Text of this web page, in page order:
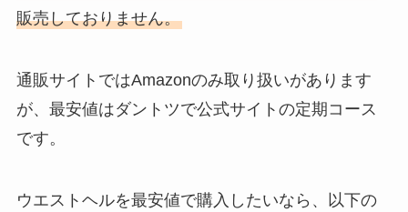
販売しておりません。
通販サイトではAmazonのみ取り扱いがあります
が、最安値はダントツで公式サイトの定期コース
です。
ウエストヘルを最安値で購入したいなら、以下の